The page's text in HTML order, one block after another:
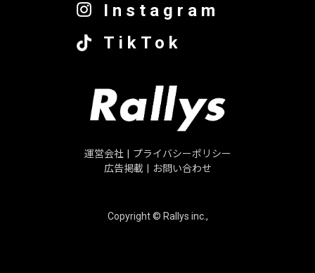
Instagram
TikTok
運営会社
プライバシーポリシー
広告掲載
お問い合わせ
Copyright © Rallys inc.,